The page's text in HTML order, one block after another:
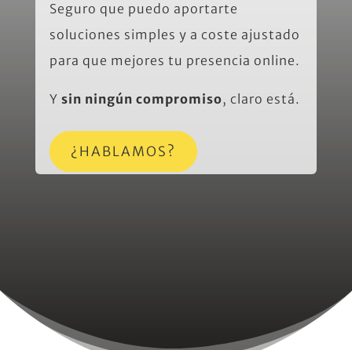
Seguro que puedo aportarte
soluciones simples y a coste ajustado
para que mejores tu presencia online.
Y sin ningún compromiso, claro está.
¿HABLAMOS?